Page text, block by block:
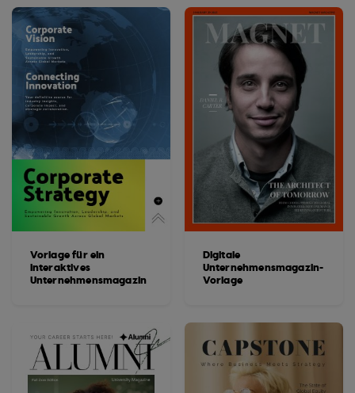
Vorlage für ein
interaktives
Unternehmensmagazin
Digitale
Unternehmensmagazin-
Vorlage